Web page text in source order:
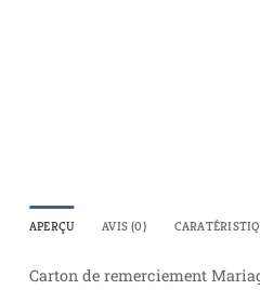
APERÇU AVIS (0)
Carton de remerciement